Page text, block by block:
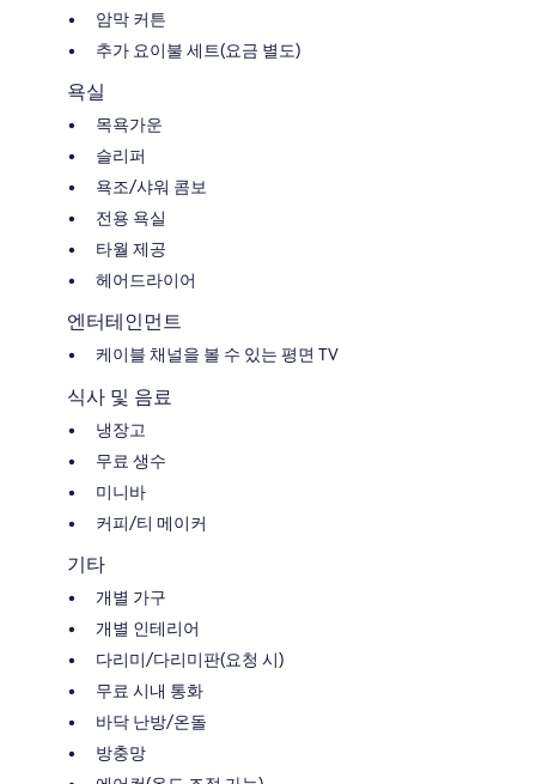
암막 커튼
추가 요이불 세트(요금 별도)
욕실
목욕가운
슬리퍼
욕조/샤워 콤보
전용 욕실
타월 제공
헤어드라이어
엔터테인먼트
케이블 채널을 볼 수 있는 평면 TV
식사 및 음료
냉장고
무료 생수
미니바
커피/티 메이커
기타
개별 가구
개별 인테리어
다리미/다리미판(요청 시)
무료 시내 통화
바닥 난방/온돌
방충망